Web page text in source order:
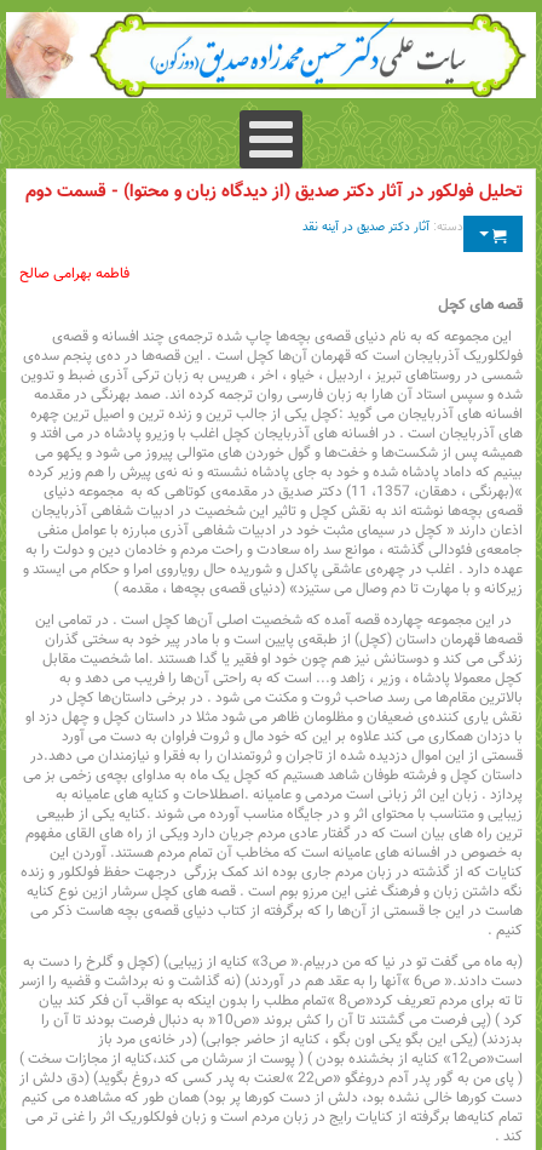
تحلیل فولکور در آثار دکتر صدیق (‌از دیدگاه زبان و محتوا) - قسمت دوم
دسته:آثار دکتر صدیق در آینه نقد
فاطمه بهرامی صالح
قصه های کچل
این مجموعه که به نام دنیای قصه‌ی بچه‌ها چاپ شده ترجمه‌ی چند افسانه و قصه‌ی
فولکلوریک آذربایجان است که قهرمان آن‌ها کچل است . این قصه‌ها در ده‌ی پنجم سده‌ی
شمسی در روستاهای تبریز‌‌ ، اردبیل‌ ، ‌خیاو‌ ، ‌اخر‌ ، ‌هریس به زبان ترکی آذری ضبط و تدوین
شده و سپس استاد آن هارا به زبان فارسی روان ترجمه کرده اند. صمد بهرنگی در مقدمه
افسانه های آذربایجان می گوید :کچل یکی از جالب ترین و زنده ترین و اصیل ترین چهره
های آذربایجان است . در افسانه های آذربایجان کچل اغلب با وزیرو پادشاه در می افتد و
همیشه پس از شکست‌ها و خفت‌ها و گول خوردن های متوالی پیروز می شود و یکهو می
بینیم که داماد پادشاه شده و خود به جای پادشاه نشسته و نه نه‌ی پیرش را هم وزیر کرده
»(بهرنگی‌ ، ‌دهقان، 1357، 11) دکتر صدیق در مقدمه‌ی کوتاهی که به مجموعه دنیای
قصه‌ی بچه‌ها نوشته اند به نقش کچل و تاثیر این شخصیت در ادبیات شفاهی آذربایجان
اذعان دارند « کچل در سیمای مثبت خود در ادبیات شفاهی آذری مبارزه با عوامل منفی
جامعه‌ی فئودالی گذشته‌ ، ‌موانع سد راه سعادت و راحت مردم و خادمان دین و دولت را به
عهده دارد . اغلب در چهره‌ی عاشقی پاکدل و شوریده حال رویاروی امرا و حکام می ایستد و
زیرکانه و با مهارت تا دم وصال می ستیزد» (دنیای قصه‌ی بچه‌ها‌ ، ‌مقدمه )
در این مجموعه چهارده قصه آمده که شخصیت اصلی آن‌ها کچل است . در تمامی این
قصه‌ها قهرمان داستان (کچل) از طبقه‌ی پایین است و با مادر پیر خود به سختی گذران
زندگی می کند و دوستانش نیز هم چون خود او فقیر یا گدا هستند .اما شخصیت مقابل
کچل معمولا پادشاه‌ ، ‌وزیر‌ ، ‌زاهد و... است که به راحتی آن‌ها را فریب می دهد و به
بالاترین مقام‌ها می رسد صاحب ثروت و مکنت می شود . در برخی داستان‌ها کچل در
نقش یاری کننده‌ی ضعیفان و مظلومان ظاهر می شود مثلا در داستان کچل و چهل دزد او
با دزدان همکاری می کند علاوه بر این که خود مال و ثروت فراوان به دست می آورد
قسمتی از این اموال دزدیده شده از تاجران و ثروتمندان را به فقرا و نیازمندان می دهد.در
داستان کچل و فرشته طوفان شاهد هستیم که کچل یک ماه به مداوای بچه‌ی زخمی بز می
پردازد . زبان این اثر زبانی است مردمی و عامیانه .اصطلاحات و کنایه های عامیانه به
زیبایی و متناسب با محتوای اثر و در جایگاه مناسب آورده می شوند .کنایه یکی از طبیعی
ترین راه های بیان است که در گفتار عادی مردم جریان دارد ویکی از راه های القای مفهوم
به خصوص در افسانه های عامیانه است که مخاطب آن تمام مردم هستند. آوردن این
کنایات که از گذشته در زبان مردم جاری بوده اند کمک بزرگی درجهت حفظ فولکلور و زنده
نگه داشتن زبان و فرهنگ غنی این مرزو بوم است . قصه های کچل سرشار ازین نوع کنایه
هاست در این جا قسمتی از آن‌ها را که برگرفته از کتاب دنیای قصه‌ی بچه هاست ذکر می
کنیم .
(به ماه می گفت تو در نیا که من دربیام.« ص3» کنایه از زیبایی) (کچل و گلرخ را دست به
دست دادند.« ص6 »‌آنها را به عقد هم در آوردند) (نه گذاشت و نه برداشت و قضیه را ازسر
تا ته برای مردم تعریف کرد«ص8 »‌تمام مطلب را بدون اینکه به عواقب آن فکر کند بیان
کرد ) (پی فرصت می گشتند تا آن را کش بروند «ص10‌« به دنبال فرصت بودند تا آن را
بدزدند) (یکی این بگو یکی اون بگو‌‌ ، کنایه از حاضر جوابی) (در خانه‌ی مرد باز
است«ص12» کنایه از بخشنده بودن ) ( پوست از سرشان می کند،‌کنایه از مجازات سخت )
( پای من به گور پدر آدم دروغگو «ص22 »‌لعنت به پدر کسی که دروغ بگوید) (دق دلش از
دست کورها خالی نشده بود، دلش از دست کورها پر بود) همان طور که مشاهده می کنیم
تمام کنایه‌ها برگرفته از کنایات رایج در زبان مردم است و زبان فولکلوریک اثر را غنی تر می
کند .